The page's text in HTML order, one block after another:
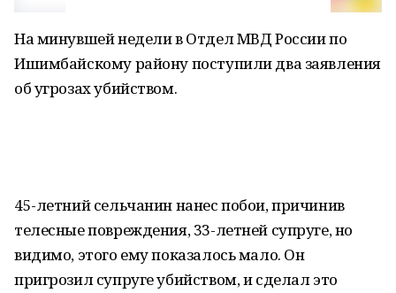
На минувшей недели в Отдел МВД России по
Ишимбайскому району поступили два заявления
об угрозах убийством.
45-летний сельчанин нанес побои, причинив
телесные повреждения, 33-летней супруге, но
видимо, этого ему показалось мало. Он
пригрозил супруге убийством, и сделал это